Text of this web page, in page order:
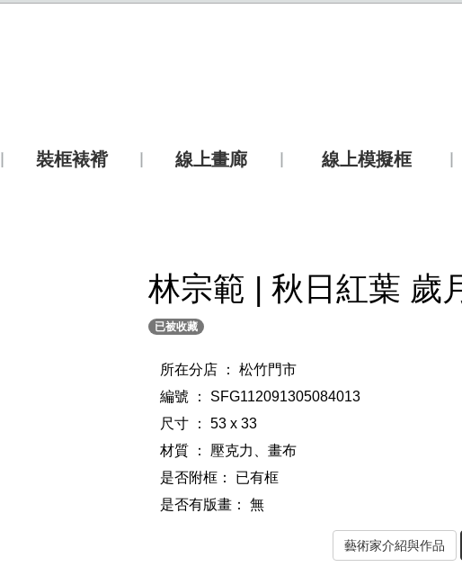
裝框裱褙 線上畫廊 線上模擬框
林宗範 | 秋日紅葉 歲
已被收藏
所在分店 ： 松竹門市
編號 ： SFG112091305084013
尺寸 ： 53 x 33
材質 ： 壓克力、畫布
是否附框：
已有框
是否有版畫：
無